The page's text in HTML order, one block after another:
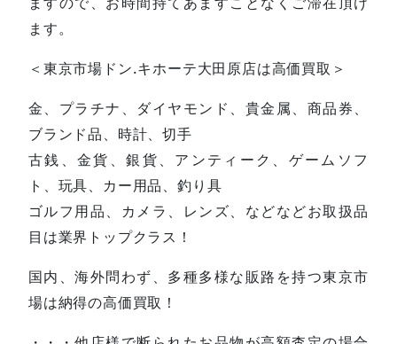
ます。
＜東京市場ドン.キホーテ大田原店は高価買取＞
金、プラチナ、ダイヤモンド、貴金属、商品券、
ブランド品、時計、切手
古銭、金貨、銀貨、アンティーク、ゲームソフ
ト、玩具、カー用品、釣り具
ゴルフ用品、カメラ、レンズ、などなどお取扱品
目は業界トップクラス！
国内、海外問わず、多種多様な販路を持つ東京市
場は納得の高価買取！